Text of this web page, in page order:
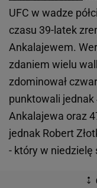
UFC w wadze
czasu 39-latek
Ankalajewem.
zdaniem wielu
zdominował
punktowali jednak
Ankalajewa oraz
jednak Robert
- który w niedzielę